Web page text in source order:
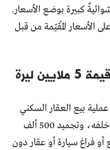
كبيرة بوضع الأسعار.
الأسعار المُقيّمة من قبل
ليرة
بيع العقار السكني
بإيداع 5 ملايين ليرة من المالك أو وكيله أو خلفه، وتجميد 500 ألف
أو فراغ سيارة أو عقار دون